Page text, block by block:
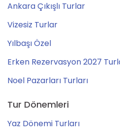
Ankara Çıkışlı Turlar
Vizesiz Turlar
Yılbaşı Özel
Erken Rezervasyon 2027
Noel Pazarları Turları
Tur Dönemleri
Yaz Dönemi Turları